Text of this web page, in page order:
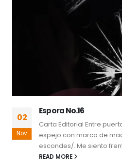
02
Nov
Espora No.16
Carta Editorial Entre
espejo con marco de
escondes/. Me siento
READ MORE